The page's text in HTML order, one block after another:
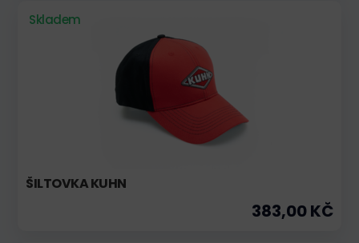
Skladem
ŠILTOVKA KUHN
383,00 KČ